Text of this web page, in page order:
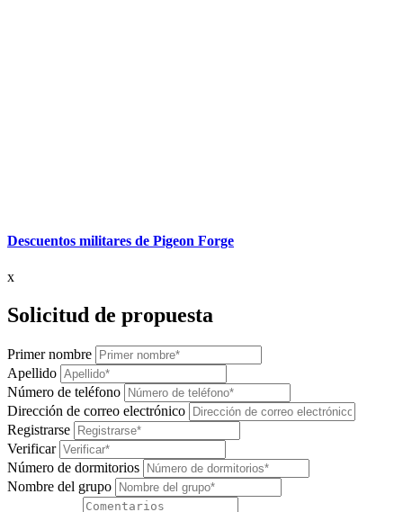
Descuentos militares de Pigeon Forge
x
Solicitud de propuesta
Primer nombre
Apellido
Número de teléfono
Dirección de correo electrónico
Registrarse
Verificar
Número de dormitorios
Nombre del grupo